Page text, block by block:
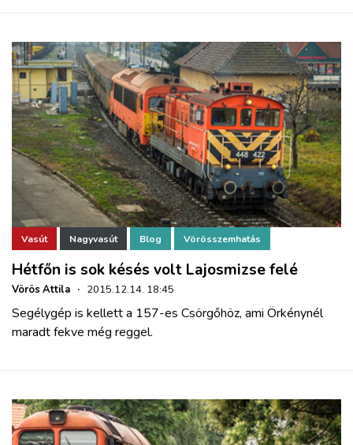
Vasút Nagyvasút Blog Vörösszemhatás
Hétfőn is sok késés volt Lajosmizse felé
Vörös Attila · 2015.12.14. 18:45
Segélygép is kellett a 157-es Csörgőhöz, ami Örkénynél
maradt fekve még reggel.